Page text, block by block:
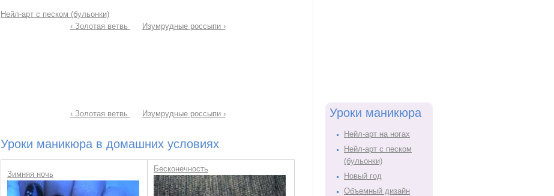
Нейл-арт с песком (бульонки)
‹ Золотая ветвь
Изумрудные россыпи ›
‹ Золотая ветвь Изумрудные россыпи ›
Уроки маникюра в домашних условиях
Зимняя ночь
Бесконечность
Уроки маникюра
Нейл-арт на ногах
Нейл-арт с песком
(бульонки)
Новый год
Объемный дизайн